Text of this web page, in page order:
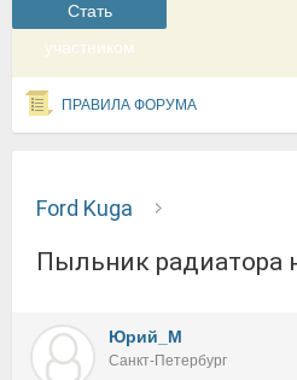
Cтать
участником
ПРАВИЛА ФОРУМА
Ford Kuga
Пыльник радиатора
Юрий_М
Санкт-Петербург